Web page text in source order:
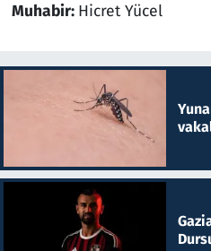
Muhabir: Hicret Yücel